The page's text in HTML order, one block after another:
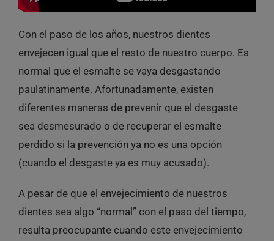
Con el paso de los años, nuestros dientes
envejecen igual que el resto de nuestro cuerpo. Es
normal que el esmalte se vaya desgastando
paulatinamente. Afortunadamente, existen
diferentes maneras de prevenir que el desgaste
sea desmesurado o de recuperar el esmalte
perdido si la prevención ya no es una opción
(cuando el desgaste ya es muy acusado).
A pesar de que el envejecimiento de nuestros
dientes sea algo “normal” con el paso del tiempo,
resulta preocupante cuando este envejecimiento